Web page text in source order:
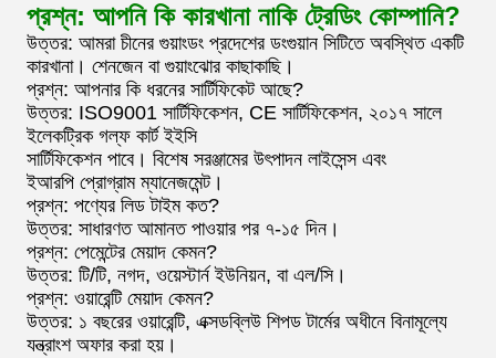
প্রশ্ন: আপনি কি কারখানা নাকি ট্রেডিং কোম্পানি?
উত্তর: আমরা চীনের গুয়াংডং প্রদেশের ডংগুয়ান সিটিতে অবস্থিত একটি
কারখানা। শেনজেন বা গুয়াংঝোর কাছাকাছি।
প্রশ্ন: আপনার কি ধরনের সার্টিফিকেট আছে?
উত্তর: ISO9001 সার্টিফিকেশন, CE সার্টিফিকেশন, ২০১৭ সালে
ইলেকট্রিক গল্ফ কার্ট ইইসি
সার্টিফিকেশন পাবে। বিশেষ সরঞ্জামের উৎপাদন লাইসেন্স এবং
ইআরপি প্রোগ্রাম ম্যানেজমেন্ট।
প্রশ্ন: পণ্যের লিড টাইম কত?
উত্তর: সাধারণত আমানত পাওয়ার পর ৭-১৫ দিন।
প্রশ্ন: পেমেন্টের মেয়াদ কেমন?
উত্তর: টি/টি, নগদ, ওয়েস্টার্ন ইউনিয়ন, বা এল/সি।
প্রশ্ন: ওয়ারেন্টি মেয়াদ কেমন?
উত্তর: ১ বছরের ওয়ারেন্টি, এক্সডব্লিউ শিপড টার্মের অধীনে বিনামূল্যে
যন্ত্রাংশ অফার করা হয়।